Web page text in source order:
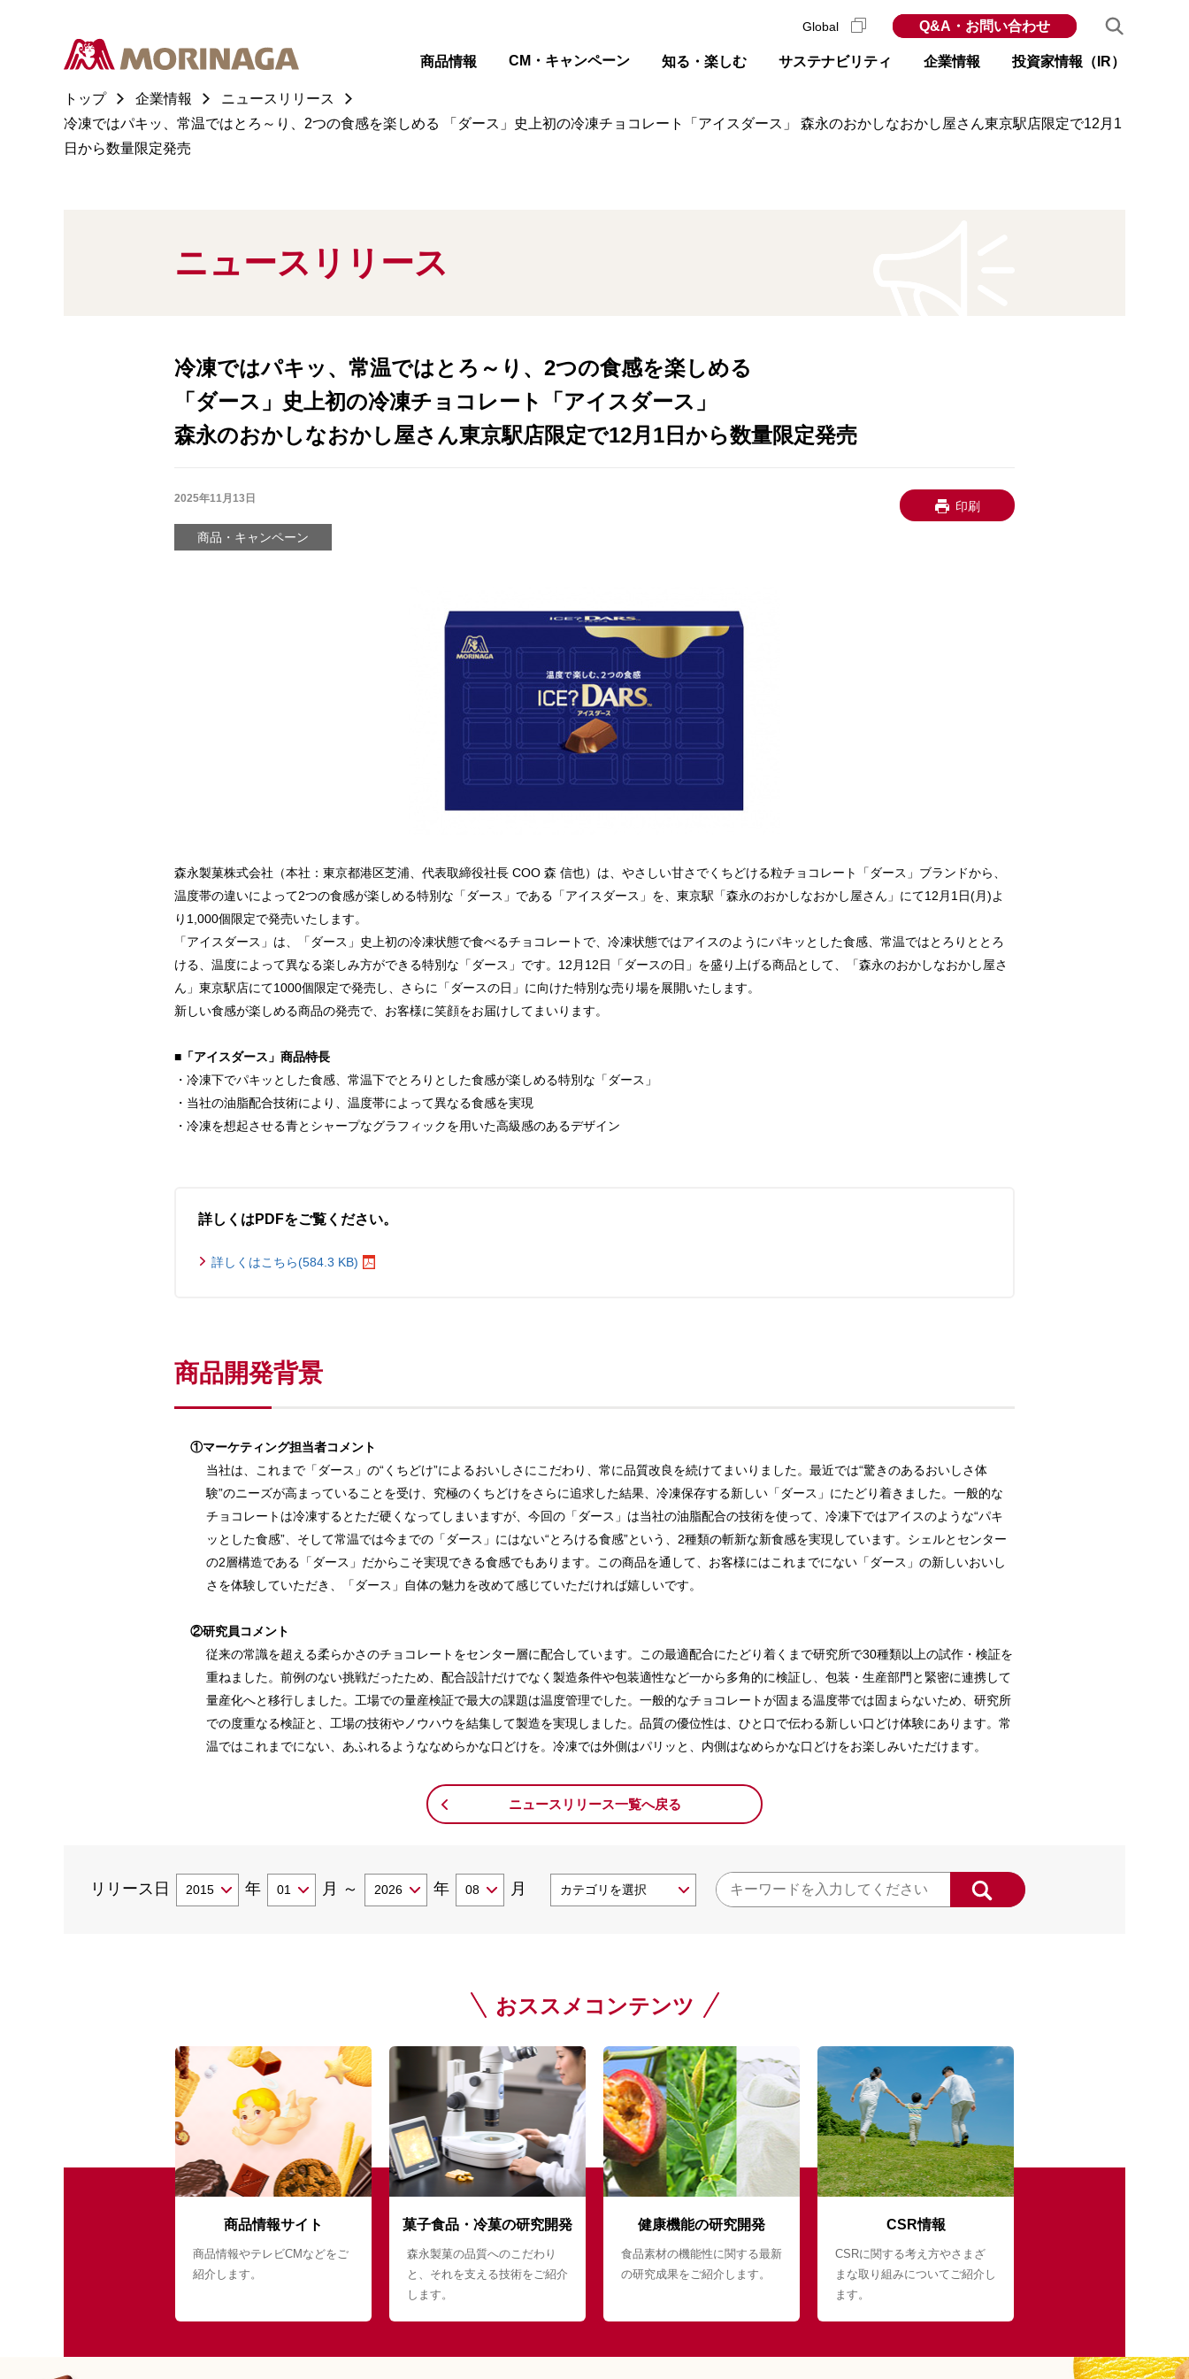
商品情報 CM・キャンペーン 知る・楽しむ サステナビリティ 企業情報 投資家情報（IR）
Global Q&A・お問い合わせ
トップ 企業情報
ニュースリリース
冷凍ではパキッ、常温ではとろ～り、2つの食感を楽しめる 「ダース」史上初の冷凍チョコレート「アイスダース」 森永のおかしなおかし屋さん東京駅店限定で12月1
日から数量限定発売
ニュースリリース
冷凍ではパキッ、常温ではとろ～り、2つの食感を楽しめる
「ダース」史上初の冷凍チョコレート「アイスダース」
森永のおかしなおかし屋さん東京駅店限定で12月1日から数量限定発売
印刷
2025年11月13日
商品・キャンペーン
森永製菓株式会社（本社：東京都港区芝浦、代表取締役社長 COO 森 信也）は、やさしい甘さでくちどける粒チョコレート「ダース」ブランドから、
温度帯の違いによって2つの食感が楽しめる特別な「ダース」である「アイスダース」を、東京駅「森永のおかしなおかし屋さん」にて12月1日(月)よ
り1,000個限定で発売いたします。
「アイスダース」は、「ダース」史上初の冷凍状態で食べるチョコレートで、冷凍状態ではアイスのようにパキッとした食感、常温ではとろりととろ
ける、温度によって異なる楽しみ方ができる特別な「ダース」です。12月12日「ダースの日」を盛り上げる商品として、「森永のおかしなおかし屋さ
ん」東京駅店にて1000個限定で発売し、さらに「ダースの日」に向けた特別な売り場を展開いたします。
新しい食感が楽しめる商品の発売で、お客様に笑顔をお届けしてまいります。
■「アイスダース」商品特長
・冷凍下でパキッとした食感、常温下でとろりとした食感が楽しめる特別な「ダース」
・当社の油脂配合技術により、温度帯によって異なる食感を実現
・冷凍を想起させる青とシャープなグラフィックを用いた高級感のあるデザイン
詳しくはPDFをご覧ください。
詳しくはこちら(584.3 KB)
商品開発背景
①マーケティング担当者コメント
当社は、これまで「ダース」の“くちどけ”によるおいしさにこだわり、常に品質改良を続けてまいりました。最近では“驚きのあるおいしさ体
験”のニーズが高まっていることを受け、究極のくちどけをさらに追求した結果、冷凍保存する新しい「ダース」にたどり着きました。一般的な
チョコレートは冷凍するとただ硬くなってしまいますが、今回の「ダース」は当社の油脂配合の技術を使って、冷凍下ではアイスのような“パキ
ッとした食感”、そして常温では今までの「ダース」にはない“とろける食感”という、2種類の斬新な新食感を実現しています。シェルとセンター
の2層構造である「ダース」だからこそ実現できる食感でもあります。この商品を通して、お客様にはこれまでにない「ダース」の新しいおいし
さを体験していただき、「ダース」自体の魅力を改めて感じていただければ嬉しいです。
②研究員コメント
従来の常識を超える柔らかさのチョコレートをセンター層に配合しています。この最適配合にたどり着くまで研究所で30種類以上の試作・検証を
重ねました。前例のない挑戦だったため、配合設計だけでなく製造条件や包装適性など一から多角的に検証し、包装・生産部門と緊密に連携して
量産化へと移行しました。工場での量産検証で最大の課題は温度管理でした。一般的なチョコレートが固まる温度帯では固まらないため、研究所
での度重なる検証と、工場の技術やノウハウを結集して製造を実現しました。品質の優位性は、ひと口で伝わる新しい口どけ体験にあります。常
温ではこれまでにない、あふれるようななめらかな口どけを。冷凍では外側はパリッと、内側はなめらかな口どけをお楽しみいただけます。
ニュースリリース一覧へ戻る
リリース日 年 月 ～ 年 月
おススメコンテンツ
商品情報サイト
商品情報やテレビCMなどをご
紹介します。
菓子食品・冷菓の研究開発
森永製菓の品質へのこだわり
と、それを支える技術をご紹介
します。
健康機能の研究開発
食品素材の機能性に関する最新
の研究成果をご紹介します。
CSR情報
CSRに関する考え方やさまざ
まな取り組みについてご紹介し
ます。